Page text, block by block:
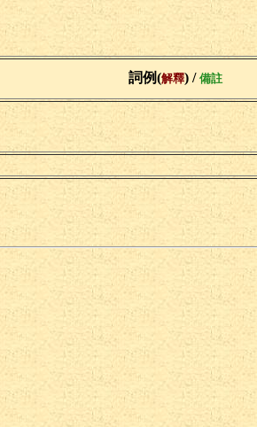
詞例(解釋) / 備註